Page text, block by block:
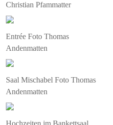
Christian Pfammatter
Entrée Foto Thomas
Andenmatten
Saal Mischabel Foto Thomas
Andenmatten
Hochzeiten im Bankettsaal